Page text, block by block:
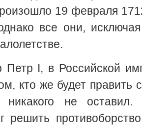
19 февраля
все они,
Петр I, в Российской
кто же будет править
никакого не оставил.
решить